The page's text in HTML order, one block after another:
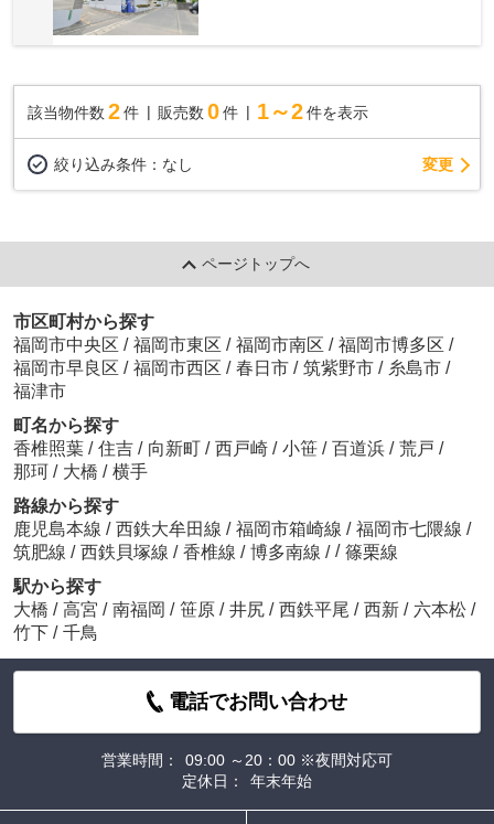
該当物件数 2件 販売数 0 件 1～2 件を表示
絞り込み条件： なし 変更
ページトップへ
市区町村から探す
福岡市中央区 / 福岡市東区 / 福岡市南区 / 福岡市博多区 /
福岡市早良区 / 福岡市西区 / 春日市 / 筑紫野市 / 糸島市 /
福津市
町名から探す
香椎照葉 / 住吉 / 向新町 / 西戸崎 / 小笹 / 百道浜 / 荒戸 /
那珂 / 大橋 / 横手
路線から探す
鹿児島本線 / 西鉄大牟田線 / 福岡市箱崎線 / 福岡市七隈線 /
筑肥線 / 西鉄貝塚線 / 香椎線 / 博多南線 / / 篠栗線
駅から探す
大橋 / 高宮 / 南福岡 / 笹原 / 井尻 / 西鉄平尾 / 西新 / 六本松 /
竹下 / 千鳥
電話でお問い合わせ
営業時間：
09:00 ～20：00 ※夜間対応可
定休日：
年末年始